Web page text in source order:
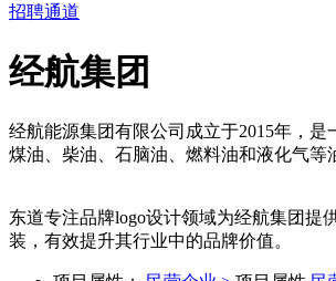
招聘通道
经航集团
经航能源集团有限公司成立于2015年，
煤油、柴油、石脑油、燃料油和液化气等
东道专注品牌logo设计领域为经航集团提
装，有效提升其行业中的品牌价值。